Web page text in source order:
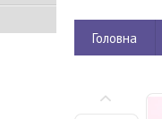
Головна